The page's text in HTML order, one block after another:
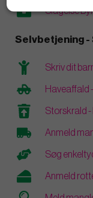
Slagelse
Selvbetjening -
Skriv dit
Haveaffald
Storskrald -
Anmeld
Søg
Anmeld